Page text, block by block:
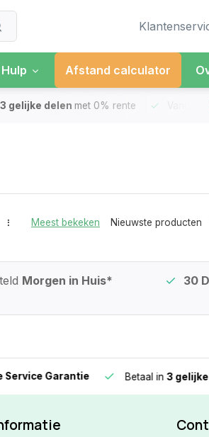
Afstand calculator
delenmet 0% rente Vandaag
Meest bekeken Nieuwste producten
Morgen in Huis* 30
Garantie Betaal in3 gelijke